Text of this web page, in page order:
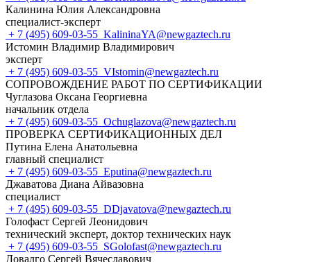
Калинина Юлия Александровна
специалист-эксперт
+ 7 (495) 609-03-55 KalininaYA@newgaztech.ru
Истомин Владимир Владимирович
эксперт
+ 7 (495) 609-03-55 VIstomin@newgaztech.ru
СОПРОВОЖДЕНИЕ РАБОТ ПО СЕРТИФИКАЦИИ
Чуглазова Оксана Георгиевна
начальник отдела
+ 7 (495) 609-03-55 Ochuglazova@newgaztech.ru
ПРОВЕРКА СЕРТИФИКАЦИОННЫХ ДЕЛ
Путина Елена Анатольевна
главный специалист
+ 7 (495) 609-03-55 Eputina@newgaztech.ru
Джаватова Диана Айвазовна
специалист
+ 7 (495) 609-03-55 DDjavatova@newgaztech.ru
Голофаст Сергей Леонидович
технический эксперт, доктор технических наук
+ 7 (495) 609-03-55 SGolofast@newgaztech.ru
Довалго Сергей Вячеславович